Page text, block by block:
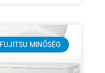
FUJITSU MINŐSÉG